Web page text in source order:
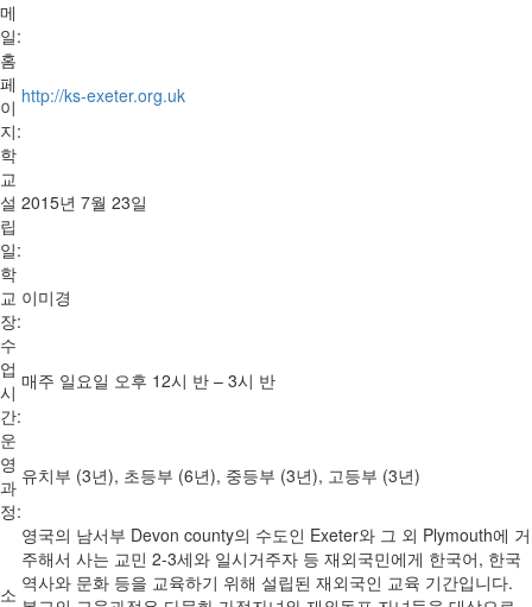
메
일:
홈
페
이
지:
http://ks-exeter.org.uk
학
교
설
립
일:
2015년 7월 23일
학
교
장:
이미경
수
업
시
간:
매주 일요일 오후 12시 반 – 3시 반
운
영
과
정:
유치부 (3년), 초등부 (6년), 중등부 (3년), 고등부 (3년)
소
영국의 남서부 Devon county의 수도인 Exeter와 그 외 Plymouth에 거
주해서 사는 교민 2-3세와 일시거주자 등 재외국민에게 한국어, 한국
역사와 문화 등을 교육하기 위해 설립된 재외국인 교육 기간입니다.